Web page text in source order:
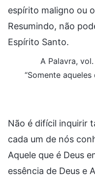
espírito maligno ou
Resumindo, não
Espírito Santo.
A Palavra,
“Somente
Não é difícil inquirir
cada um de nós
Aquele que é Deus
essência de Deus e